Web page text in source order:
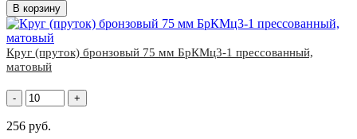
В корзину
Круг (пруток) бронзовый 75 мм БрКМц3-1 прессованный,
матовый
- +
256 руб.